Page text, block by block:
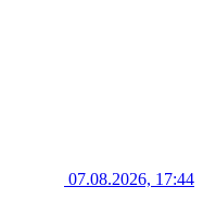
07.08.2026, 17:44